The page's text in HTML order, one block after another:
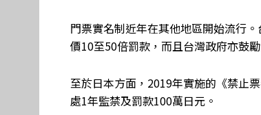
門票實名制近年在其他地區開始流行
價10至50倍罰款，而且台灣政府亦鼓
至於日本方面，2019年實施的《禁止
處1年監禁及罰款100萬日元。